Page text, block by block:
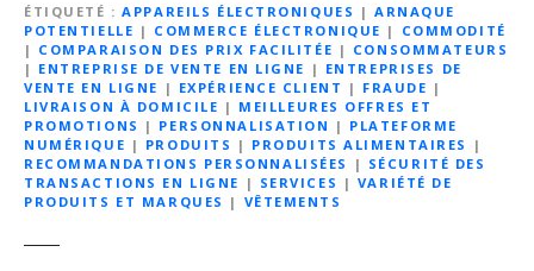
ÉTIQUETÉ
APPAREILS ÉLECTRONIQUES |ARNAQUE
POTENTIELLE | COMMERCE ÉLECTRONIQUE | COMMODITÉ
| COMPARAISON DES PRIX FACILITÉE | CONSOMMATEURS
| ENTREPRISE DE VENTE EN LIGNE | ENTREPRISES DE
VENTE EN LIGNE | EXPÉRIENCE CLIENT | FRAUDE |
LIVRAISON À DOMICILE | MEILLEURES OFFRES ET
PROMOTIONS | PERSONNALISATION | PLATEFORME
NUMÉRIQUE | PRODUITS | PRODUITS ALIMENTAIRES
|
RECOMMANDATIONS PERSONNALISÉES
| SÉCURITÉ DES
TRANSACTIONS EN LIGNE | SERVICES | VARIÉTÉ DE
PRODUITS ET MARQUES | VÊTEMENTS